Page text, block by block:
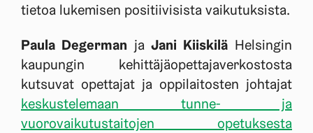
tietoa lukemisen positiivisista vaikutuksista.
Paula Degerman jaJani Kiiskilä Helsingin
kaupungin kehittäjäopettajaverkostosta
kutsuvat opettajat ja oppilaitosten johtajat
keskustelemaan tunne- ja
vuorovaikutustaitojen opetuksesta